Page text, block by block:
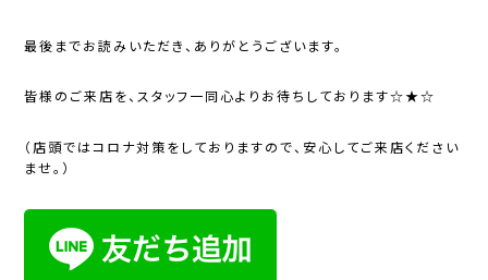
最後までお読みいただき、ありがとうございます。
皆様のご来店を、スタッフ一同心よりお待ちしております☆★☆
（店頭ではコロナ対策をしておりますので、安心してご来店ください
ませ。）